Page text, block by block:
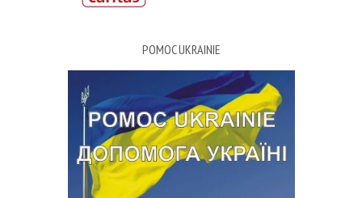
POMOC UKRAINIE